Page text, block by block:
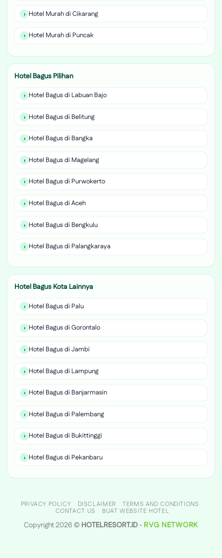
Hotel Murah di Cikarang
Hotel Murah di Puncak
Hotel Bagus Pilihan
Hotel Bagus di Labuan Bajo
Hotel Bagus di Belitung
Hotel Bagus di Bangka
Hotel Bagus di Magelang
Hotel Bagus di Purwokerto
Hotel Bagus di Aceh
Hotel Bagus di Bengkulu
Hotel Bagus di Palangkaraya
Hotel Bagus Kota Lainnya
Hotel Bagus di Palu
Hotel Bagus di Gorontalo
Hotel Bagus di Jambi
Hotel Bagus di Lampung
Hotel Bagus di Banjarmasin
Hotel Bagus di Palembang
Hotel Bagus di Bukittinggi
Hotel Bagus di Pekanbaru
PRIVACY POLICY DISCLAIMER
TERMS AND CONDITIONS
CONTACT US
BUAT WEBSITE HOTEL
Copyright 2026 © HOTELRESORT.ID- RVG NETWORK